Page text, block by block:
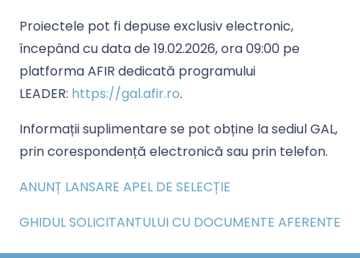
Proiectele pot fi depuse exclusiv electronic,
începând cu data de19.02.2026, ora 09:00 pe
platforma AFIR dedicată programului
LEADER: https://gal.afir.ro.
Informații suplimentare se pot obține la sediul GAL,
prin corespondență electronică sau prin telefon.
ANUNȚ LANSARE APEL DE SELECȚIE
GHIDUL SOLICITANTULUI CU DOCUMENTE AFERENTE